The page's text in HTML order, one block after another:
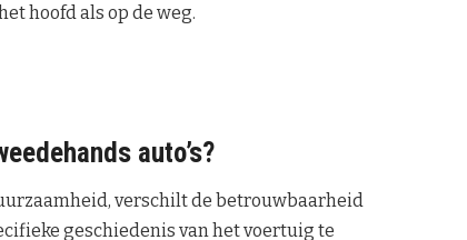
hoofd als op de weg.
auto’s?
verschilt de betrouwbaarheid
geschiedenis van het voertuig te